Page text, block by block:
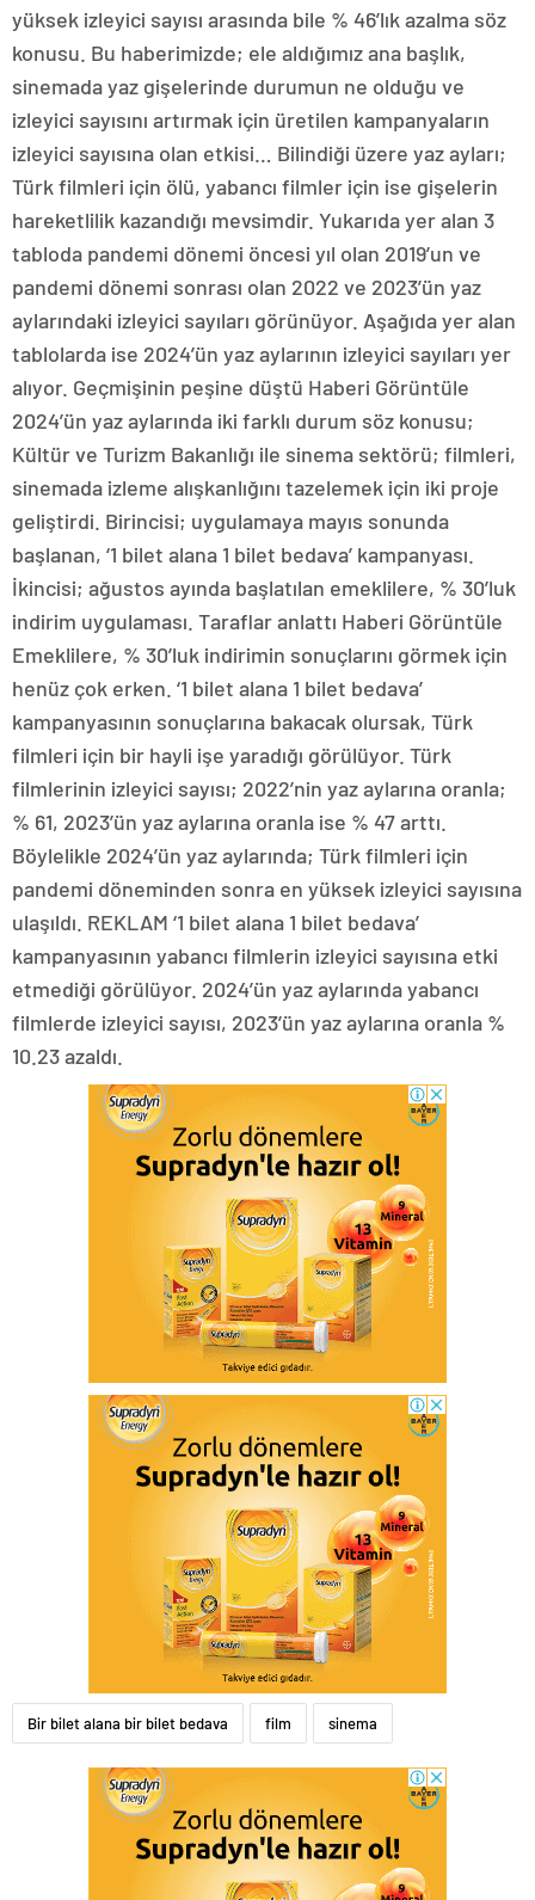
yüksek izleyici sayısı arasında bile % 46’lık azalma söz
konusu. Bu haberimizde; ele aldığımız ana başlık,
sinemada yaz gişelerinde durumun ne olduğu ve
izleyici sayısını artırmak için üretilen kampanyaların
izleyici sayısına olan etkisi… Bilindiği üzere yaz ayları;
Türk filmleri için ölü, yabancı filmler için ise gişelerin
hareketlilik kazandığı mevsimdir. Yukarıda yer alan 3
tabloda pandemi dönemi öncesi yıl olan 2019’un ve
pandemi dönemi sonrası olan 2022 ve 2023’ün yaz
aylarındaki izleyici sayıları görünüyor. Aşağıda yer alan
tablolarda ise 2024’ün yaz aylarının izleyici sayıları yer
alıyor. Geçmişinin peşine düştü Haberi Görüntüle
2024’ün yaz aylarında iki farklı durum söz konusu;
Kültür ve Turizm Bakanlığı ile sinema sektörü; filmleri,
sinemada izleme alışkanlığını tazelemek için iki proje
geliştirdi. Birincisi; uygulamaya mayıs sonunda
başlanan, ‘1 bilet alana 1 bilet bedava’ kampanyası.
İkincisi; ağustos ayında başlatılan emeklilere, % 30’luk
indirim uygulaması. Taraflar anlattı Haberi Görüntüle
Emeklilere, % 30’luk indirimin sonuçlarını görmek için
henüz çok erken. ‘1 bilet alana 1 bilet bedava’
kampanyasının sonuçlarına bakacak olursak, Türk
filmleri için bir hayli işe yaradığı görülüyor. Türk
filmlerinin izleyici sayısı; 2022’nin yaz aylarına oranla;
% 61, 2023’ün yaz aylarına oranla ise % 47 arttı.
Böylelikle 2024’ün yaz aylarında; Türk filmleri için
pandemi döneminden sonra en yüksek izleyici sayısına
ulaşıldı. REKLAM ‘1 bilet alana 1 bilet bedava’
kampanyasının yabancı filmlerin izleyici sayısına etki
etmediği görülüyor. 2024’ün yaz aylarında yabancı
filmlerde izleyici sayısı, 2023’ün yaz aylarına oranla %
10.23 azaldı.
Bir bilet alana bir bilet bedava film sinema